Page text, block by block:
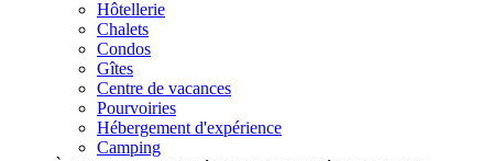
Hôtellerie
Chalets
Condos
Gîtes
Centre de vacances
Pourvoiries
Hébergement d'expérience
Camping